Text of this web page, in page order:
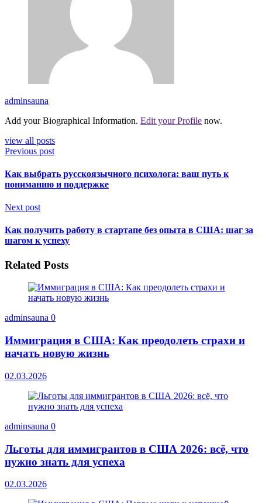
adminsauna
Add your Biographical Information. Edit your Profile now.
view all posts
Previous post
Как выбрать русскоязычного психолога: ваш путь к
пониманию и поддержке
Next post
Как получить работу в стартапе без опыта в США: шаг за
шагом к успеху
Related Posts
adminsauna 0
Иммиграция в США: Как преодолеть страхи и
начать новую жизнь
02.03.2026
adminsauna 0
Льготы для иммигрантов в США 2026: всё, что
нужно знать для успеха
02.03.2026